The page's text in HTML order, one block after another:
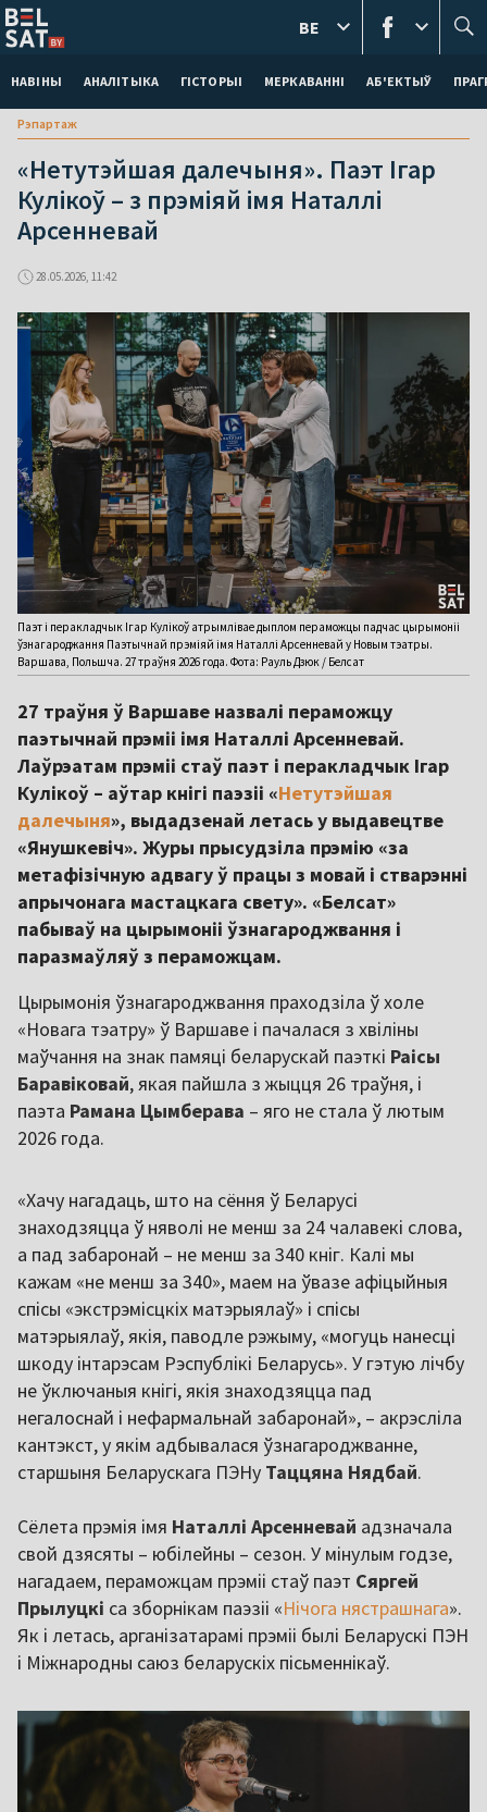
НАВІНЫ АНАЛІТЫКА ГІСТОРЫІ МЕРКАВАННI АБ'ЕКТЫЎ
BE
Рэпартаж
«Нетутэйшая далечыня». Паэт Ігар
Кулікоў – з прэміяй імя Наталлі
Арсенневай
28.05.2026, 11:42
Паэт і перакладчык Ігар Кулікоў атрымлівае дыплом пераможцы падчас цырымоніі
ўзнагароджання Паэтычнай прэміяй імя Наталлі Арсенневай у Новым тэатры.
Варшава, Польшча. 27 траўня 2026 года. Фота: Рауль Дзюк / Белсат
27 траўня ў Варшаве назвалі пераможцу
паэтычнай прэміі імя Наталлі Арсенневай.
Лаўрэатам прэміі стаў паэт і перакладчык Ігар
Кулікоў – аўтар кнігі паэзіі «Нетутэйшая
далечыня», выдадзенай летась у выдавецтве
«Янушкевіч». Журы прысудзіла прэмію «за
метафізічную адвагу ў працы з мовай і стварэнні
апрычонага мастацкага свету». «Белсат»
пабываў на цырымоніі ўзнагароджвання і
паразмаўляў з пераможцам.
Цырымонія ўзнагароджвання праходзіла ў холе
«Новага тэатру» ў Варшаве і пачалася з хвіліны
маўчання на знак памяці беларускай паэткі Раісы
Баравіковай, якая пайшла з жыцця 26 траўня, і
паэта Рамана Цымберава – яго не стала ў лютым
2026 года.
«Хачу нагадаць, што на сёння ў Беларусі
знаходзяцца ў няволі не менш за 24 чалавекі слова,
а пад забаронай – не менш за 340 кніг. Калі мы
кажам «не менш за 340», маем на ўвазе афіцыйныя
спісы «экстрэмісцкіх матэрыялаў» і спісы
матэрыялаў, якія, паводле рэжыму, «могуць нанесці
шкоду інтарэсам Рэспублікі Беларусь». У гэтую лічбу
не ўключаныя кнігі, якія знаходзяцца пад
негалоснай і нефармальнай забаронай», – акрэсліла
кантэкст, у якім адбывалася ўзнагароджванне,
старшыня Беларускага ПЭНу Таццяна Нядбай.
Сёлета прэмія імя Наталлі Арсенневай адзначала
свой дзясяты – юбілейны – сезон. У мінулым годзе,
нагадаем, пераможцам прэміі стаў паэт Сяргей
Прылуцкі са зборнікам паэзіі «Нічога нястрашнага».
Як і летась, арганізатарамі прэміі былі Беларускі ПЭН
і Міжнародны саюз беларускіх пісьменнікаў.